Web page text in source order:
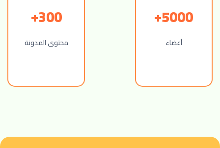
5000+
أعضاء
300+
محتوى المدونة